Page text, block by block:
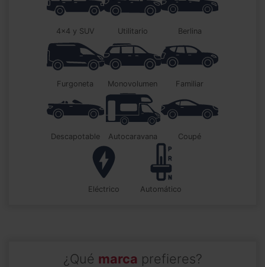
4x4 y SUV utilitario berlina
furgoneta monovolumen familiar
descapotable autocaravana coupé
Eléctrico automático
¿Qué marca prefieres?